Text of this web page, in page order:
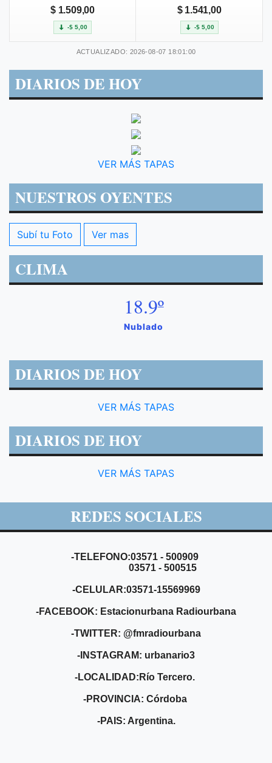
$ 1.509,00
-$ 5,00
$ 1.541,00
-$ 5,00
ACTUALIZADO: 2026-08-07 18:01:00
DIARIOS DE HOY
VER MÁS TAPAS
NUESTROS OYENTES
Subí tu Foto Ver mas
CLIMA
18.9º
Nublado
DIARIOS DE HOY
VER MÁS TAPAS
DIARIOS DE HOY
VER MÁS TAPAS
REDES SOCIALES
-TELEFONO:03571 - 500909
03571 - 500515
-CELULAR:03571-15569969
-FACEBOOK: Estacionurbana Radiourbana
-TWITTER: @fmradiourbana
-INSTAGRAM: urbanario3
-LOCALIDAD:Río Tercero.
-PROVINCIA: Córdoba
-PAIS: Argentina.